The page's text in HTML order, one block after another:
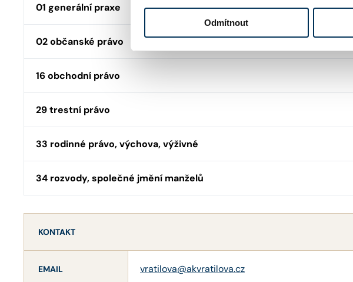
Odmítnout
01 generální praxe
02 občanské právo
16 obchodní právo
29 trestní právo
33 rodinné právo, výchova, výživné
34 rozvody, společné jmění manželů
KONTAKT
EMAIL vratilova@akvratilova.cz